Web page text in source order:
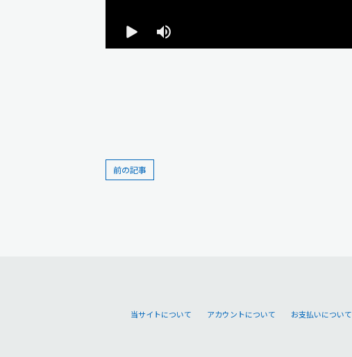
前の記事
当サイトについて アカウントについて お支払いについて